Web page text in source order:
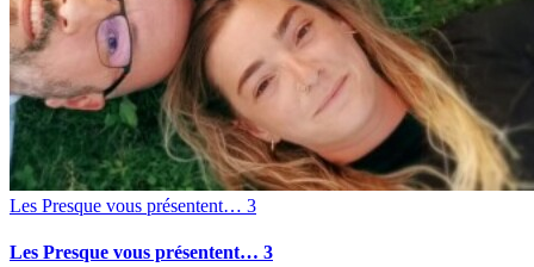
Les Presque vous présentent… 3
Les Presque vous présentent… 3